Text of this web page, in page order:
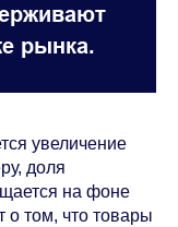
рынка.
увеличение
доля
на фоне
о том, что товары